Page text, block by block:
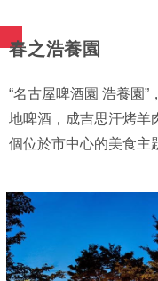
春之浩養園
“名古屋啤酒園 浩養園
地啤酒，成吉思汗烤羊
個位於市中心的美食主